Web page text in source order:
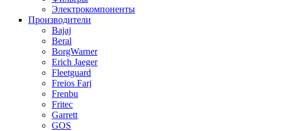
Электрокомпоненты
Производители
Bajaj
Beral
BorgWarner
Erich Jaeger
Fleetguard
Freios Farj
Frenbu
Fritec
Garrett
GOS